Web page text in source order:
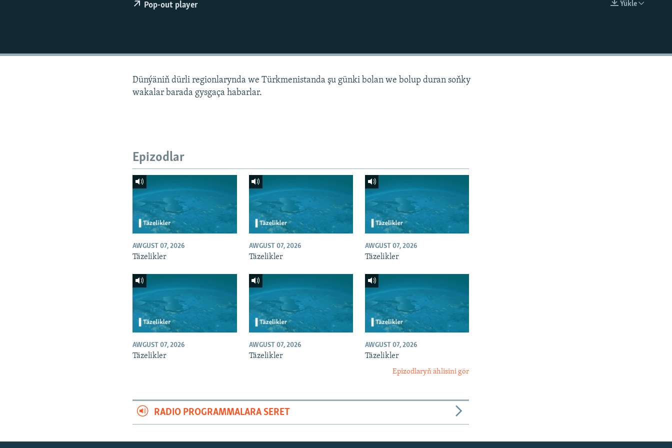
Ýükle
Pop-out player
Dünýäniň dürli regionlarynda we Türkmenistanda şu günki bolan we bolup duran soňky
wakalar barada gysgaça habarlar.
Epizodlar
AWGUST 07, 2026
Täzelikler
AWGUST 07, 2026
Täzelikler
AWGUST 07, 2026
Täzelikler
AWGUST 07, 2026
Täzelikler
AWGUST 07, 2026
Täzelikler
AWGUST 07, 2026
Täzelikler
Epizodlaryň ählisini gör
RADIO PROGRAMMALARA SERET